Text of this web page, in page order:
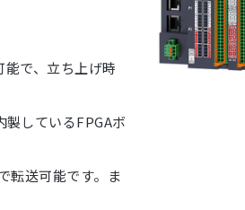
で、立ち上げ時
しているFPGAボ
転送可能です。ま